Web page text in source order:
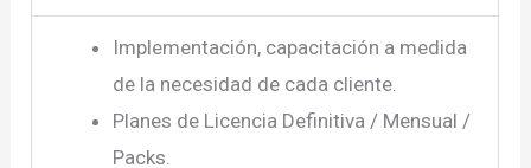
Implementación, capacitación a medida
de la necesidad de cada cliente.
Planes de Licencia Definitiva / Mensual /
Packs.